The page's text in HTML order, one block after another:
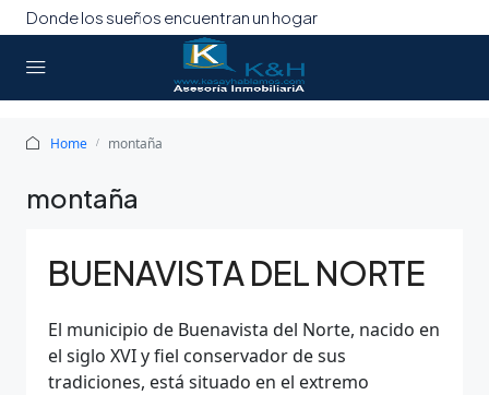
Donde los sueños encuentran un hogar
Home montaña
montaña
BUENAVISTA DEL NORTE
El municipio de Buenavista del Norte, nacido en
el siglo XVI y fiel conservador de sus
tradiciones, está situado en el extremo